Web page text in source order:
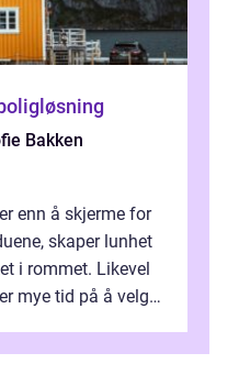
Bakken
enn å skjerme for
skaper lunhet
i rommet. Likevel
mye tid på å velge